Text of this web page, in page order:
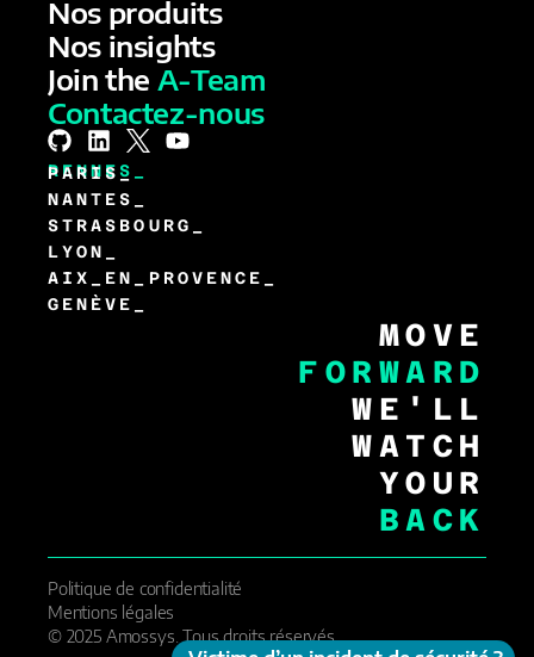
Nos produits
Nos insights
Join the A-Team
Contactez-nous
RENNES_
PARIS_
NANTES_
STRASBOURG_
LYON_
AIX_EN_PROVENCE_
GENÈVE_
MOVE
FORWARD
WE'LL
WATCH
YOUR
BACK
Politique de confidentialité
Mentions légales
© 2025 Amossys. Tous droits réservés.